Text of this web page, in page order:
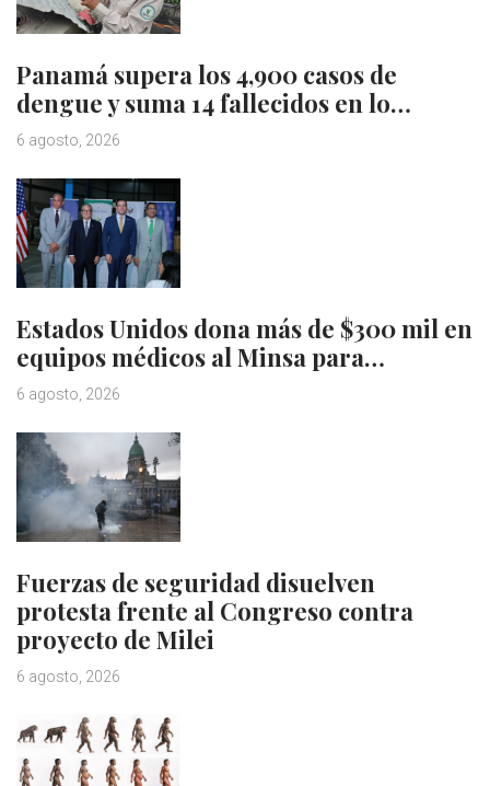
Panamá supera los 4,900 casos de
dengue y suma 14 fallecidos en lo…
6 agosto, 2026
Estados Unidos dona más de $300 mil en
equipos médicos al Minsa para…
6 agosto, 2026
Fuerzas de seguridad disuelven
protesta frente al Congreso contra
proyecto de Milei
6 agosto, 2026